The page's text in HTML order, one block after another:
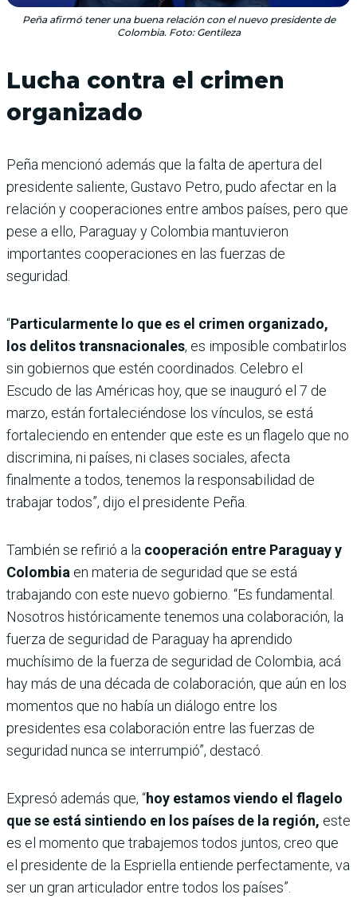
Peña afirmó tener una buena relación con el nuevo presidente de
Colombia. Foto: Gentileza
Lucha contra el crimen
organizado
Peña mencionó además que la falta de apertura del
presidente saliente, Gustavo Petro, pudo afectar en la
relación y cooperaciones entre ambos países, pero que
pese a ello, Paraguay y Colombia mantuvieron
importantes cooperaciones en las fuerzas de
seguridad.
“Particularmente lo que es el crimen organizado,
los delitos transnacionales, es imposible combatirlos
sin gobiernos que estén coordinados. Celebro el
Escudo de las Américas hoy, que se inauguró el 7 de
marzo, están fortaleciéndose los vínculos, se está
fortaleciendo en entender que este es un flagelo que no
discrimina, ni países, ni clases sociales, afecta
finalmente a todos, tenemos la responsabilidad de
trabajar todos”, dijo el presidente Peña.
También se refirió a la cooperación entre Paraguay y
Colombia en materia de seguridad que se está
trabajando con este nuevo gobierno. “Es fundamental.
Nosotros históricamente tenemos una colaboración, la
fuerza de seguridad de Paraguay ha aprendido
muchísimo de la fuerza de seguridad de Colombia, acá
hay más de una década de colaboración, que aún en los
momentos que no había un diálogo entre los
presidentes esa colaboración entre las fuerzas de
seguridad nunca se interrumpió”, destacó.
Expresó además que, “hoy estamos viendo el flagelo
que se está sintiendo en los países de la región, este
es el momento que trabajemos todos juntos, creo que
el presidente de la Espriella entiende perfectamente, va
ser un gran articulador entre todos los países”.